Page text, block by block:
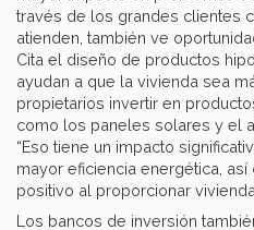
través de los grandes clientes
atienden, también ve
Cita el diseño de productos
ayudan a que la vivienda sea
propietarios invertir en
como los paneles solares y el
“Eso tiene un impacto
mayor eficiencia energética,
positivo al proporcionar
Los bancos de inversión